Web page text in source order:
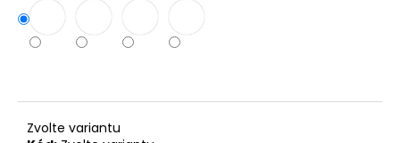
Zvolte variantu
D
o
p
č